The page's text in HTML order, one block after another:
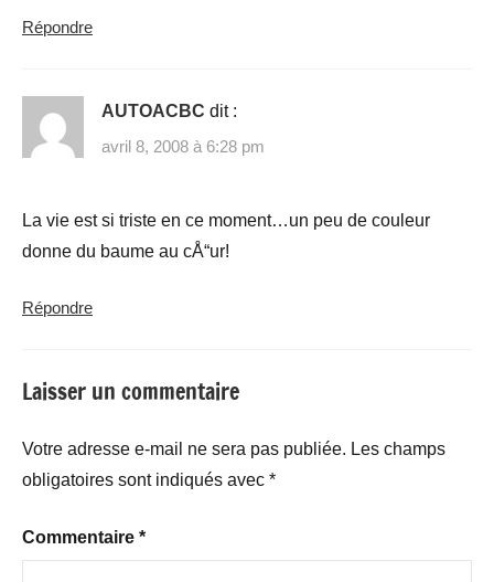
Répondre
AUTOACBC dit :
avril 8, 2008 à 6:28 pm
La vie est si triste en ce moment…un peu de couleur
donne du baume au cÅ“ur!
Répondre
Laisser un commentaire
Votre adresse e-mail ne sera pas publiée. Les champs
obligatoires sont indiqués avec *
Commentaire *